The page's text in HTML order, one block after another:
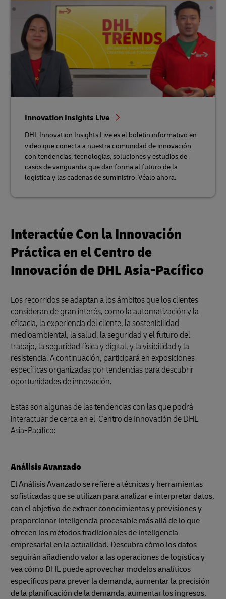
Innovation Insights Live
DHL Innovation Insights Live es el boletín informativo en
video que conecta a nuestra comunidad de innovación
con tendencias, tecnologías, soluciones y estudios de
casos de vanguardia que dan forma al futuro de la
logística y las cadenas de suministro. Véalo ahora.
Interactúe Con la Innovación
Práctica en el Centro de
Innovación de DHL Asia-Pacífico
Los recorridos se adaptan a los ámbitos que los clientes
consideran de gran interés, como la automatización y la
eficacia, la experiencia del cliente, la sostenibilidad
medioambiental, la salud, la seguridad y el futuro del
trabajo, la seguridad física y digital, y la visibilidad y la
resistencia. A continuación, participará en exposiciones
específicas organizadas por tendencias para descubrir
oportunidades de innovación.
Estas son algunas de las tendencias con las que podrá
interactuar de cerca en el Centro de Innovación de DHL
Asia-Pacífico:
Análisis Avanzado
El Análisis Avanzado se refiere a técnicas y herramientas
sofisticadas que se utilizan para analizar e interpretar datos,
con el objetivo de extraer conocimientos y previsiones y
proporcionar inteligencia procesable más allá de lo que
ofrecen los métodos tradicionales de inteligencia
empresarial en la actualidad. Descubra cómo los datos
seguirán añadiendo valor a las operaciones de logística y
vea cómo DHL puede aprovechar modelos analíticos
específicos para prever la demanda, aumentar la precisión
de la planificación de la demanda, aumentar los ingresos,